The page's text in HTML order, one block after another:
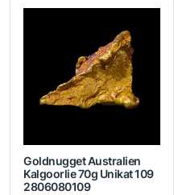
Goldnugget Australien
Kalgoorlie 70g Unikat 109
2806080109